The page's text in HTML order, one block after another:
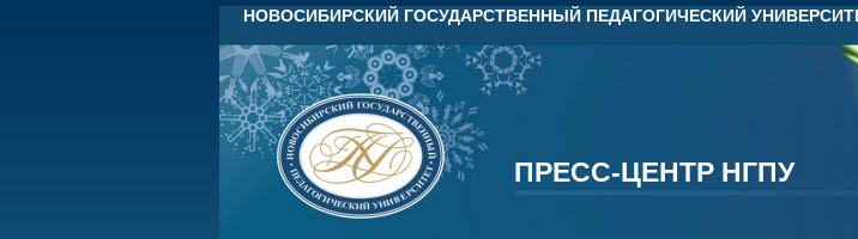
НОВОСИБИРСКИЙ ГОСУДАРСТВЕННЫЙ ПЕДАГОГИЧЕСКИЙ
ПРЕСС-ЦЕНТР НГПУ
ПРЕСС-ЦЕНТР НГПУ